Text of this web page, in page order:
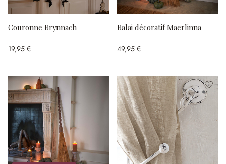
Couronne Brynnach
19,95 €
Balai décoratif Maerlinna
49,95 €